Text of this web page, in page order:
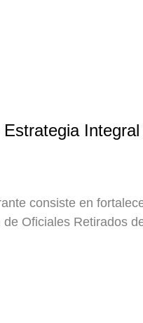
Integral
consiste en
Oficiales Retirados